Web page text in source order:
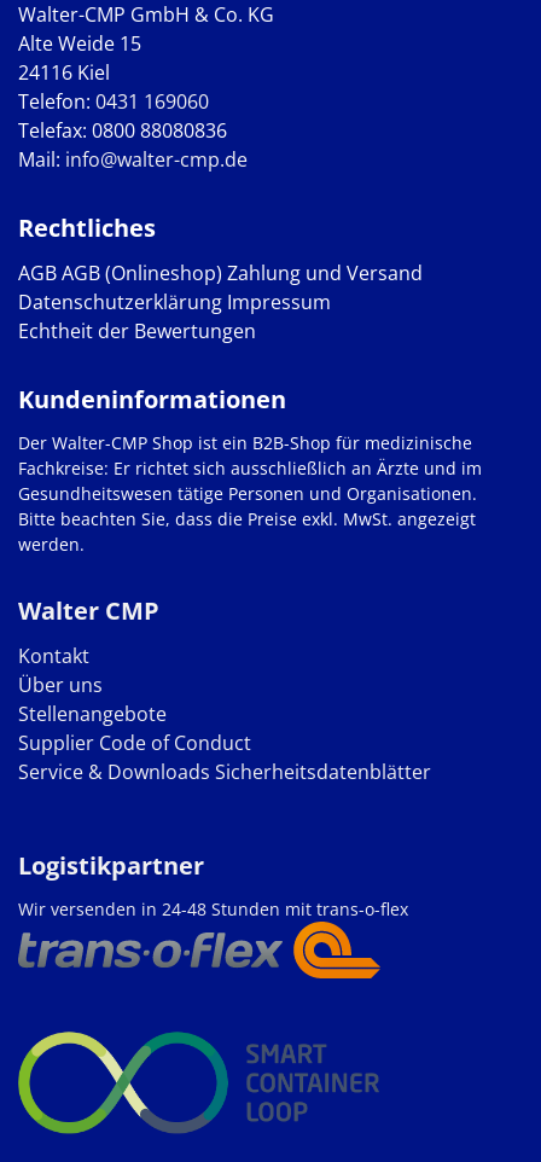
Walter-CMP GmbH & Co. KG
Alte Weide 15
24116 Kiel
Telefon: 0431 169060
Telefax: 0800 88080836
Mail: info@walter-cmp.de
Rechtliches
AGBAGB (Onlineshop) Zahlung und Versand
Datenschutzerklärung Impressum
Echtheit der Bewertungen
Walter CMP
Kontakt
Über uns
Stellenangebote
Supplier Code of Conduct
Service & Downloads Sicherheitsdatenblätter
Kundeninformationen
Der Walter-CMP Shop ist ein B2B-Shop für medizinische
Fachkreise: Er richtet sich ausschließlich an Ärzte und im
Gesundheitswesen tätige Personen und Organisationen.
Bitte beachten Sie, dass die Preise exkl. MwSt. angezeigt
werden.
Logistikpartner
Wir versenden in 24-48 Stunden mit trans-o-flex